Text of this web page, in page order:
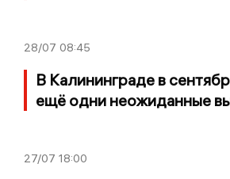
28/07 08:45
В Калининграде в
ещё одни неожиданные
27/07 18:00